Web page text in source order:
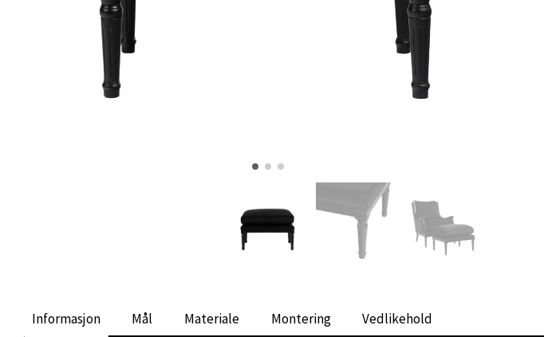
Informasjon Mål Materiale Montering Vedlikehold